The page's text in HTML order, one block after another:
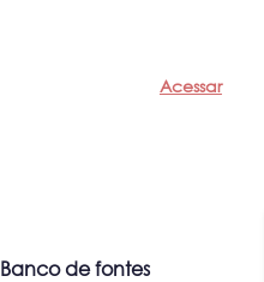
Acessar
Banco de fontes